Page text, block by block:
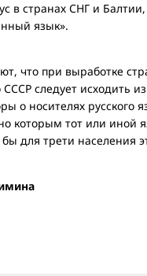
в странах СНГ и
язык».
что при выработке
следует исходить
о носителях русского
которым тот или иной
бы для трети